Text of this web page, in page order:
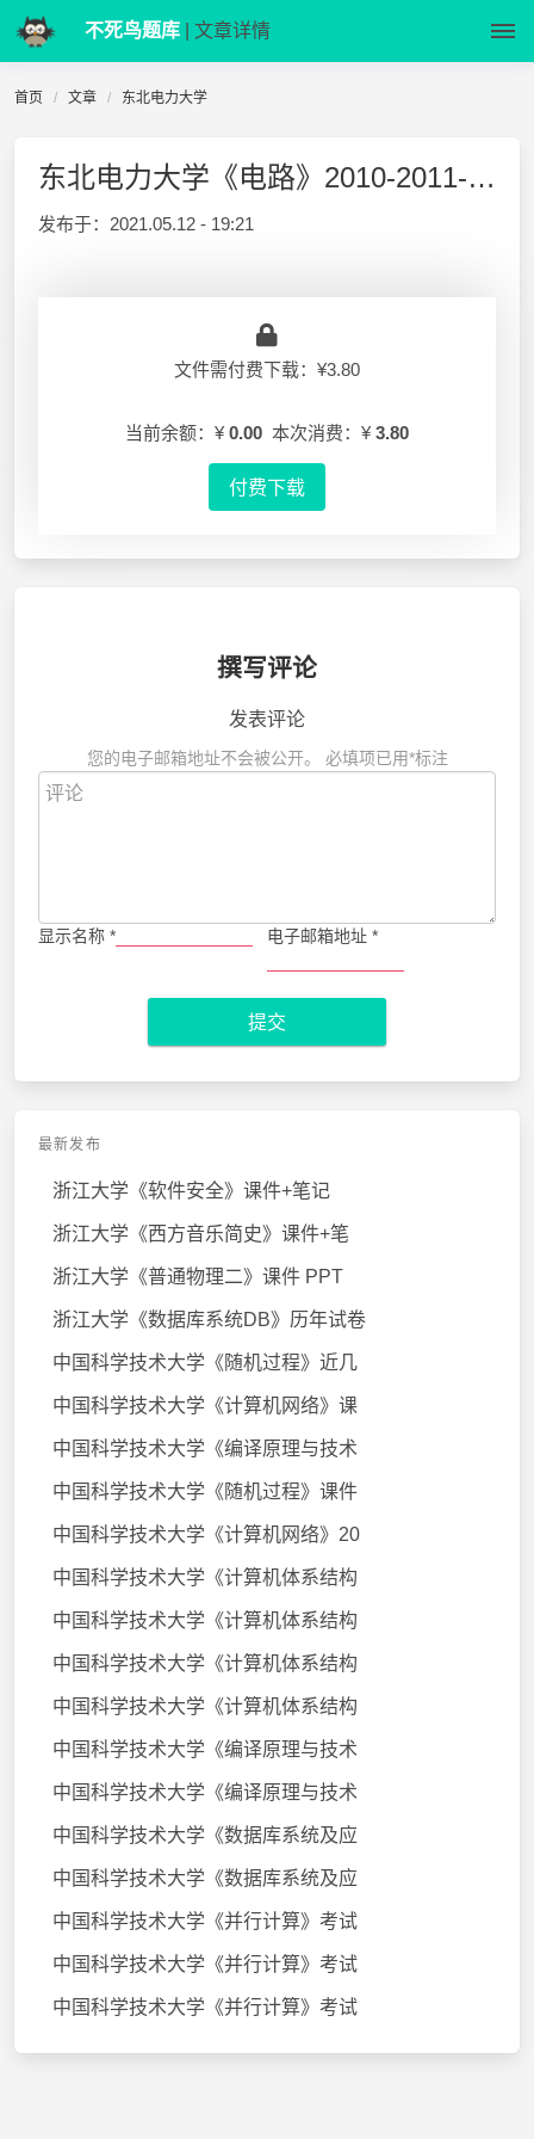
不死鸟题库 | 文章详情
首页 文章 东北电力大学
东北电力大学《电路》2010-2011-1 期末试题
发布于： 2021.05.12 - 19:21
文件需付费下载：¥3.80
当前余额：¥ 0.00 本次消费：¥ 3.80
付费下载
撰写评论
发表评论
您的电子邮箱地址不会被公开。 必填项已用*标注
显示名称 * 电子邮箱地址 *
提交
最新发布
浙江大学《软件安全》课件+笔记
浙江大学《西方音乐简史》课件+笔
浙江大学《普通物理二》课件 PPT
浙江大学《数据库系统DB》历年试卷
中国科学技术大学《随机过程》近几
中国科学技术大学《计算机网络》课
中国科学技术大学《编译原理与技术
中国科学技术大学《随机过程》课件
中国科学技术大学《计算机网络》20
中国科学技术大学《计算机体系结构
中国科学技术大学《计算机体系结构
中国科学技术大学《计算机体系结构
中国科学技术大学《计算机体系结构
中国科学技术大学《编译原理与技术
中国科学技术大学《编译原理与技术
中国科学技术大学《数据库系统及应
中国科学技术大学《数据库系统及应
中国科学技术大学《并行计算》考试
中国科学技术大学《并行计算》考试
中国科学技术大学《并行计算》考试